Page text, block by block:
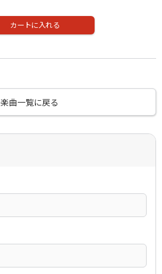
カートに入れる
楽曲一覧に戻る